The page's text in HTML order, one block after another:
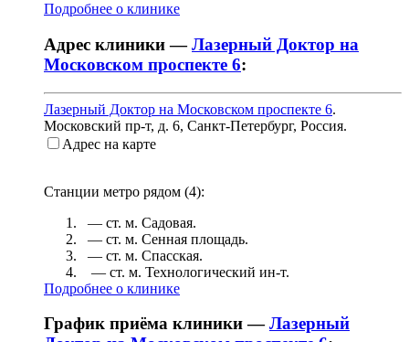
Подробнее о клинике
Адрес клиники —Лазерный Доктор на
Московском проспекте 6:
Лазерный Доктор на Московском проспекте 6.
Московский пр-т, д. 6, Санкт-Петербург, Россия.
Адрес на карте
Станции метро рядом (4):
— ст. м. Садовая.
— ст. м. Сенная площадь.
— ст. м. Спасская.
— ст. м. Технологический ин-т.
Подробнее о клинике
График приёма клиники —Лазерный